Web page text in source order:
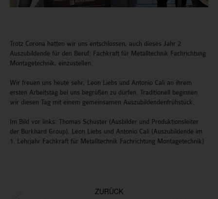
Trotz Corona hatten wir uns entschlossen, auch dieses Jahr 2
Auszubildende für den Beruf: Fachkraft für Metalltechnik Fachrichtung
Montagetechnik, einzustellen.
Wir freuen uns heute sehr, Leon Liebs und Antonio Cali an ihrem
ersten Arbeitstag bei uns begrüßen zu dürfen. Traditionell beginnen
wir diesen Tag mit einem gemeinsamen Auszubildendenfrühstück.
Im Bild vor links: Thomas Schuster (Ausbilder und Produktionsleiter
der Burkhard Group), Leon Liebs und Antonio Cali (Auszubildende im
1. Lehrjahr Fachkraft für Metalltechnik Fachrichtung Montagetechnik)
ZURÜCK